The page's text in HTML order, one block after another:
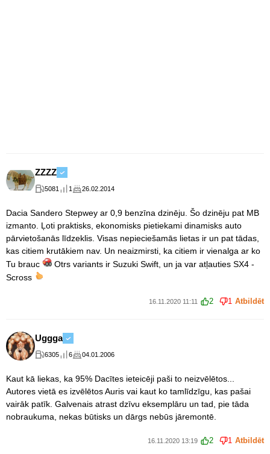
ZZZZ
5081 1 26.02.2014
Dacia Sandero Stepwey ar 0,9 benzīna dzinēju. Šo dzinēju pat MB
izmanto. Ļoti praktisks, ekonomisks pietiekami dinamisks auto
pārvietošanās līdzeklis. Visas nepieciešamās lietas ir un pat tādas,
kas citiem krutākiem nav. Un neaizmirsti, ka citiem ir vienalga ar ko
Tu brauc
Otrs variants ir Suzuki Swift, un ja var atļauties SX4 -
Scross
16.11.2020 11:11 2 1 Atbildēt
Uggga
6305 6 04.01.2006
Kaut kā liekas, ka 95% Dacītes ieteicēji paši to neizvēlētos...
Autores vietā es izvēlētos Auris vai kaut ko tamlīdzīgu, kas pašai
vairāk patīk. Galvenais atrast dzīvu eksemplāru un tad, pie tāda
nobraukuma, nekas būtisks un dārgs nebūs jāremontē.
16.11.2020 13:19 2 1 Atbildēt